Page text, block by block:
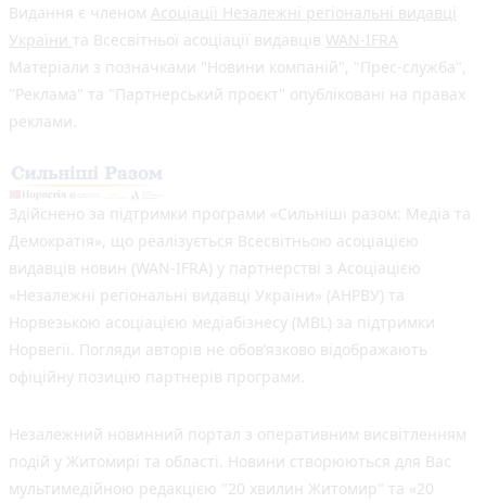
Видання є членом Асоціації Незалежні регіональні видавці
України та Всесвітньої асоціації видавців WAN-IFRA
Матеріали з позначками "Новини компаній", "Прес-служба",
"Реклама" та "Партнерський проєкт" опубліковані на правах
реклами.
Здійснено за підтримки програми «Сильніші разом: Медіа та
Демократія», що реалізується Всесвітньою асоціацією
видавців новин (WAN-IFRA) у партнерстві з Асоціацією
«Незалежні регіональні видавці України» (АНРВУ) та
Норвезькою асоціацією медіабізнесу (MBL) за підтримки
Норвегії. Погляди авторів не обов’язково відображають
офіційну позицію партнерів програми.
Незалежний новинний портал з оперативним висвітленням
подій у Житомирі та області. Новини створюються для Вас
мультимедійною редакцією "20 хвилин Житомир" та «20